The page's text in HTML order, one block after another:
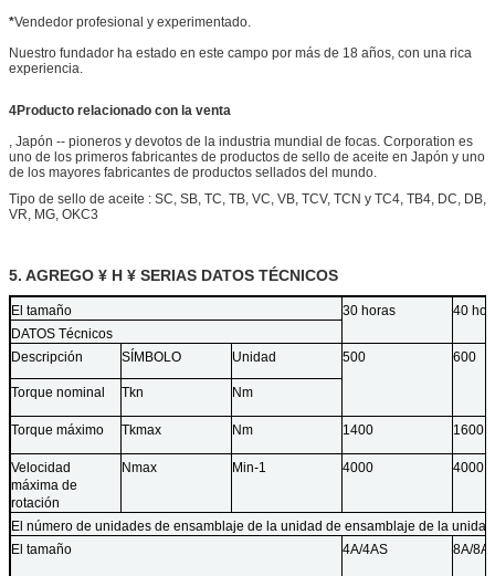
*Vendedor profesional y experimentado.
Nuestro fundador ha estado en este campo por más de 18 años, con una rica
experiencia.
4Producto relacionado con la venta
, Japón -- pioneros y devotos de la industria mundial de focas. Corporation es
uno de los primeros fabricantes de productos de sello de aceite en Japón y uno
de los mayores fabricantes de productos sellados del mundo.
Tipo de sello de aceite : SC, SB, TC, TB, VC, VB, TCV, TCN y TC4, TB4, DC, DB,
VR, MG, OKC3
5. AGREGO ¥ H ¥ SERIAS DATOS TÉCNICOS
El tamaño 30 horas
40
DATOS Técnicos
Descripción
SÍMBOLO Unidad 500 600
Torque nominal Tkn Nm
Torque máximo Tkmax Nm 1400 1600
Velocidad
máxima de
rotación
Nmax Min-1 4000 4000
El número de unidades de ensamblaje de la unidad de ensamblaje de la
El tamaño
4A/4AS 8A/